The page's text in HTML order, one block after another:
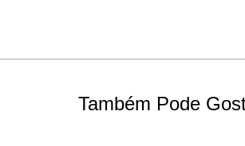
Também Pode